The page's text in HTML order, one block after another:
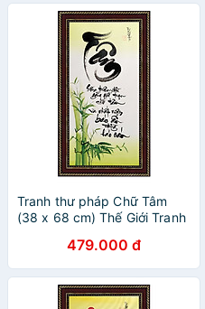
Tranh thư pháp Chữ Tâm
(38 x 68 cm) Thế Giới Tranh
479.000 đ